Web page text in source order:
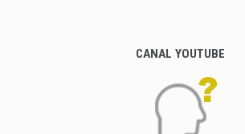
CANAL YOUTUBE